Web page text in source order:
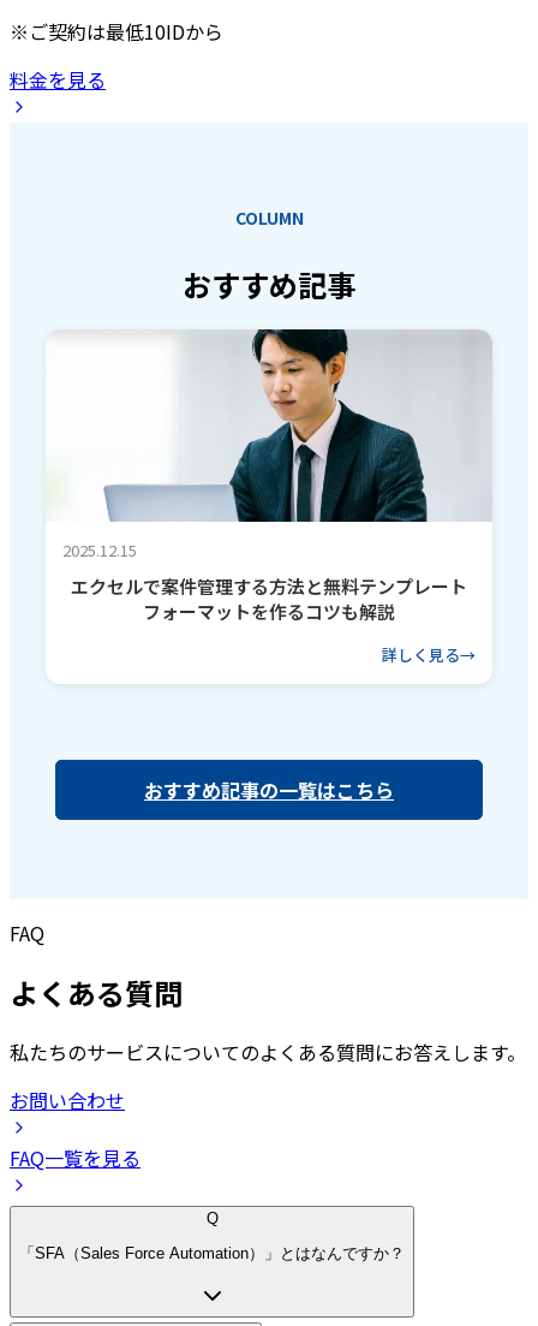
※ご契約は最低10IDから
料金を見る
COLUMN
おすすめ記事
2025.12.15
エクセルで案件管理する方法と無料テンプレート
フォーマットを作るコツも解説
詳しく見る
おすすめ記事の一覧はこちら
FAQ
よくある質問
私たちのサービスについてのよくある質問にお答えします。
お問い合わせ
FAQ一覧を見る
Q
「SFA（Sales Force Automation）」とはなんですか？